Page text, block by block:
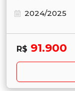
2024/2025
R$ 91.900